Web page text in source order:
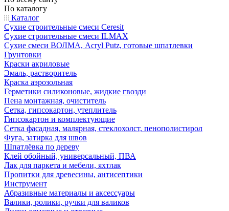
По каталогу
Каталог
Сухие строительные смеси Ceresit
Сухие строительные смеси ILMAX
Сухие смеси ВОЛМА, Acryl Putz, готовые шпатлевки
Грунтовки
Краски акриловые
Эмаль, растворитель
Краска аэрозольная
Герметики силиконовые, жидкие гвозди
Пена монтажная, очиститель
Сетка, гипсокартон, утеплитель
Гипсокартон и комплектующие
Сетка фасадная, малярная, стеклохолст, пенополистирол
Фуга, затирка для швов
Шпатлёвка по дереву
Клей обойный, универсальный, ПВА
Лак для паркета и мебели, яхтлак
Пропитки для древесины, антисептики
Инструмент
Абразивные материалы и аксессуары
Валики, ролики, ручки для валиков